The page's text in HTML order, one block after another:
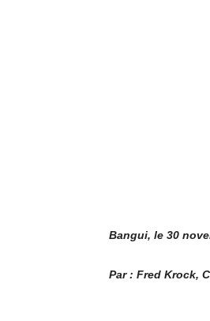
Bangui, le 30
Par : Fred Krock,